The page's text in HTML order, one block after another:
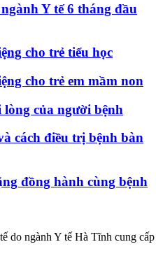
Y tế 6 tháng đầu
cho trẻ tiểu học
cho trẻ em mầm non
của người bệnh
cách điều trị bệnh bàn
đồng hành cùng bệnh
do ngành Y tế Hà Tĩnh cung cấp